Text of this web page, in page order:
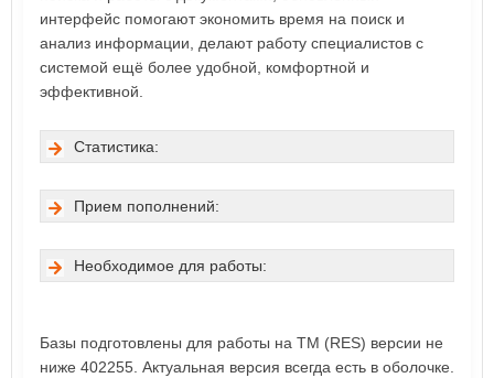
интерфейс помогают экономить время на поиск и
анализ информации, делают работу специалистов с
системой ещё более удобной, комфортной и
эффективной.
Статистика:
Прием пополнений:
Необходимое для работы:
Базы подготовлены для работы на ТМ (RES) версии не
ниже 402255. Актуальная версия всегда есть в оболочке.